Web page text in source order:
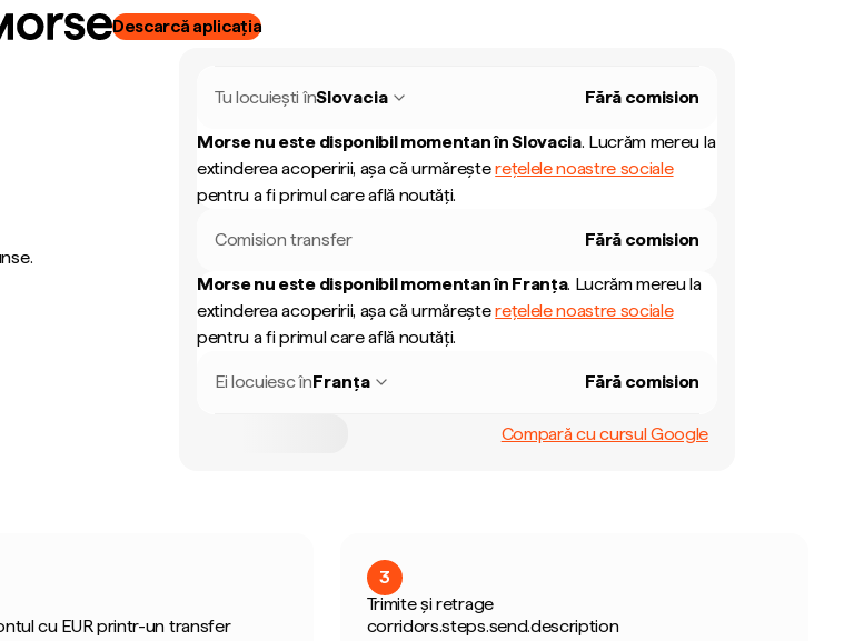
Descarcă aplicația
Tu locuiești înSlovacia Fără comision
Morse nu este disponibil momentan înSlovacia. Lucrăm mereu la
extinderea acoperirii, așa că urmăreșterețelele noastre sociale
pentru a fi primul care află noutăți.
Comision transfer Fără comision
Morse nu este disponibil momentan în Franța. Lucrăm mereu la
extinderea acoperirii, așa că urmăreșterețelele noastre sociale
pentru a fi primul care află noutăți.
Ei locuiesc înFranța Fără comision
Compară cu cursul Google
cu EUR printr-un transfer
3
Trimite și retrage
corridors.steps.send.description